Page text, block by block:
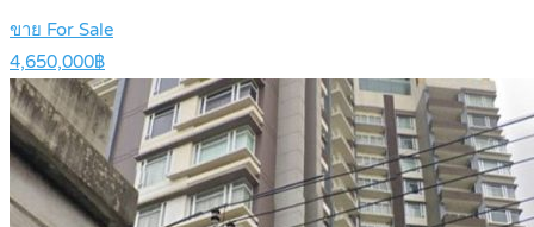
ขาย For Sale
4,650,000฿